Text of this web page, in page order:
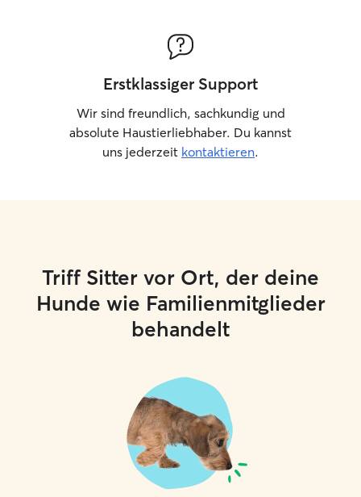
Erstklassiger Support
Wir sind freundlich, sachkundig und
absolute Haustierliebhaber. Du kannst
uns jederzeit kontaktieren.
Triff Sitter vor Ort, der deine
Hunde wie Familienmitglieder
behandelt